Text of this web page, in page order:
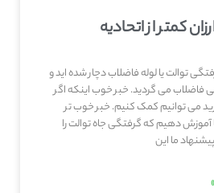
توالت یا لوله فاضلاب دچار شده اید و
فاضلاب می گردید. خبر خوب اینکه اگر
به فنر زنی منطقه 3 دارید می توانیم کمک کنیم. خبر خوب تر
آموزش دهیم که گرفتگی جاه توالت را
ما این